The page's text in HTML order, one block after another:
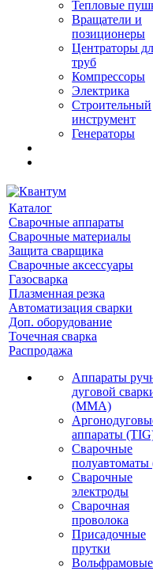
Тепловые
Вращатели и
позиционеры
Центраторы
труб
Компрессоры
Электрика
Строительный
инструмент
Генераторы
Каталог
Сварочные аппараты
Сварочные материалы
Защита сварщика
Сварочные аксессуары
Газосварка
Плазменная резка
Автоматизация сварки
Доп. оборудование
Точечная сварка
Распродажа
Аппараты
дуговой
(MMA)
аппараты
Сварочные
Сварочные
электроды
Сварочная
проволока
Присадочные
прутки
Вольфрамовые